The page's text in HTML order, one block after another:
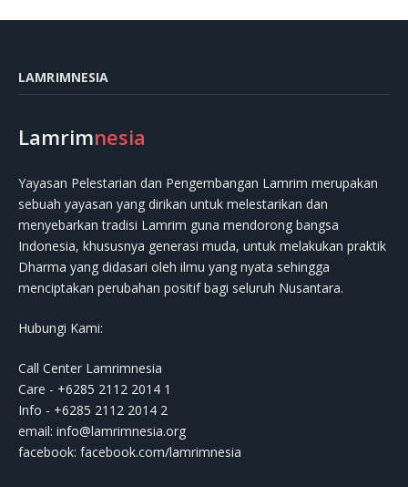
LAMRIMNESIA
Lamrimnesia
Yayasan Pelestarian dan Pengembangan Lamrim merupakan
sebuah yayasan yang dirikan untuk melestarikan dan
menyebarkan tradisi Lamrim guna mendorong bangsa
Indonesia, khususnya generasi muda, untuk melakukan praktik
Dharma yang didasari oleh ilmu yang nyata sehingga
menciptakan perubahan positif bagi seluruh Nusantara.
Hubungi Kami:
Call Center Lamrimnesia
Care - +6285 2112 2014 1
Info - +6285 2112 2014 2
email: info@lamrimnesia.org
facebook: facebook.com/lamrimnesia